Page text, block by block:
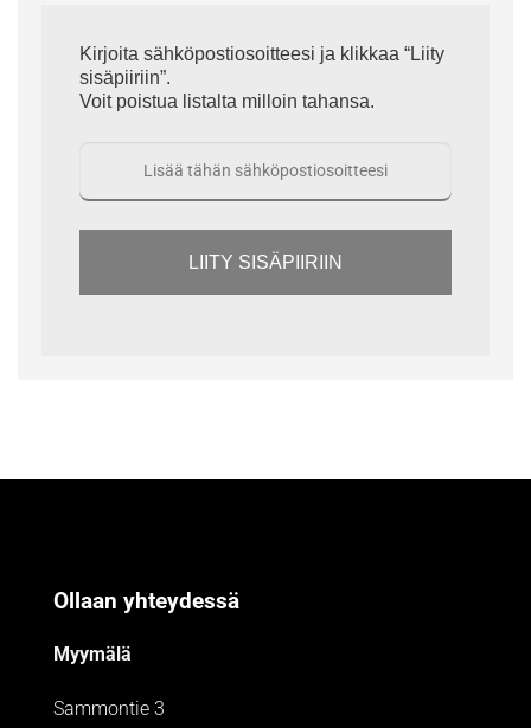
Kirjoita sähköpostiosoitteesi ja klikkaa “Liity
sisäpiiriin”.
Voit poistua listalta milloin tahansa.
LIITY SISÄPIIRIIN
Ollaan yhteydessä
Myymälä
Sammontie 3